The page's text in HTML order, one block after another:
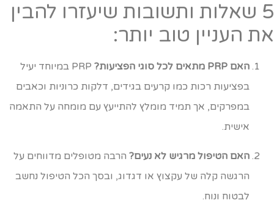
5 שאלות ותשובות שיעזרו להבין
העניין טוב יותר:
האם PRP מתאים לכל סוגי הפציעות?
PRP במיוחד יעיל
בפציעות רכות כמו קרעים בגידים, דלקות כרוניות וכאבים
במפרקים, אך תמיד מומלץ להתייעץ עם מומחה על התאמה
אישית.
האם הטיפול מרגיש לא נעים?הרבה מטופלים מדווחים על
הרגשה קלה של עקצוץ או דגדוג, ובסך הכל הטיפול נחשב
לבטוח ונוח.